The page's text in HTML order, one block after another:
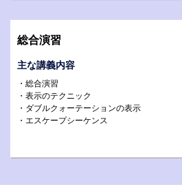
総合演習
主な講義内容
総合演習
表示のテクニック
ダブルクォーテーションの表示
エスケープシーケンス